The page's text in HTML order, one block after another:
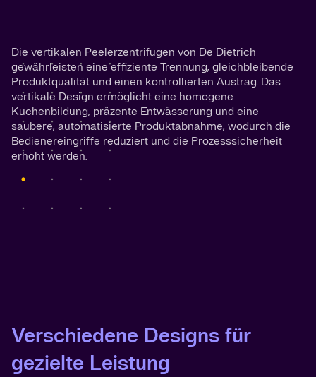
Die vertikalen Peelerzentrifugen von De Dietrich
gewährleisten eine effiziente Trennung, gleichbleibende
Produktqualität und einen kontrollierten Austrag. Das
vertikale Design ermöglicht eine homogene
Kuchenbildung, präzente Entwässerung und eine
saubere, automatisierte Produktabnahme, wodurch die
Bedienereingriffe reduziert und die Prozesssicherheit
erhöht werden.
Verschiedene Designs für
gezielte Leistung